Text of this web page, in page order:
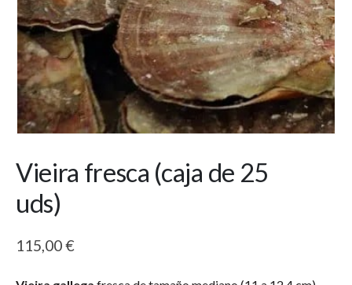
Vieira fresca (caja de 25
uds)
115,00€